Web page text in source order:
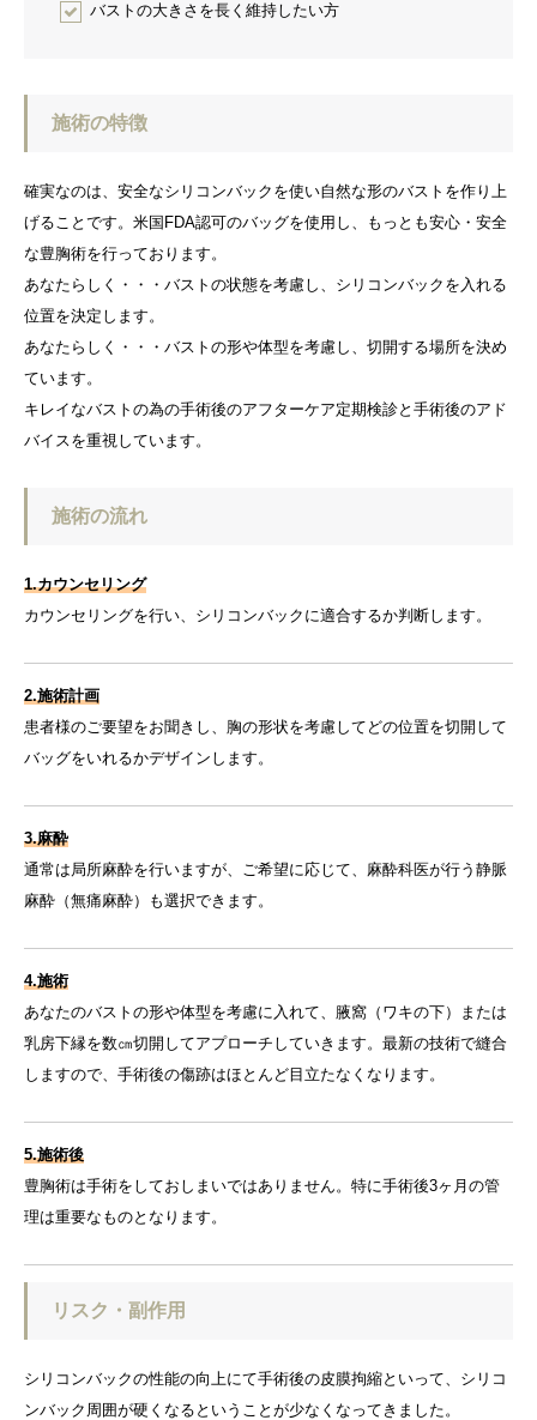
バストの大きさを長く維持したい方
施術の特徴
確実なのは、安全なシリコンバックを使い自然な形のバストを作り上
げることです。米国FDA認可のバッグを使用し、もっとも安心・安全
な豊胸術を行っております。
あなたらしく・・・バストの状態を考慮し、シリコンバックを入れる
位置を決定します。
あなたらしく・・・バストの形や体型を考慮し、切開する場所を決め
ています。
キレイなバストの為の手術後のアフターケア定期検診と手術後のアド
バイスを重視しています。
施術の流れ
1.カウンセリング
カウンセリングを行い、シリコンバックに適合するか判断します。
2.施術計画
患者様のご要望をお聞きし、胸の形状を考慮してどの位置を切開して
バッグをいれるかデザインします。
3.麻酔
通常は局所麻酔を行いますが、ご希望に応じて、麻酔科医が行う静脈
麻酔（無痛麻酔）も選択できます。
4.施術
あなたのバストの形や体型を考慮に入れて、腋窩（ワキの下）または
乳房下縁を数㎝切開してアプローチしていきます。最新の技術で縫合
しますので、手術後の傷跡はほとんど目立たなくなります。
5.施術後
豊胸術は手術をしておしまいではありません。特に手術後3ヶ月の管
理は重要なものとなります。
リスク・副作用
シリコンバックの性能の向上にて手術後の皮膜拘縮といって、シリコ
ンバック周囲が硬くなるということが少なくなってきました。